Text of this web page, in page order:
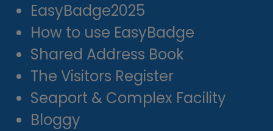
EasyBadge2025
How to use EasyBadge
Shared Address Book
The Visitors Register
Seaport & Complex Facility
Bloggy